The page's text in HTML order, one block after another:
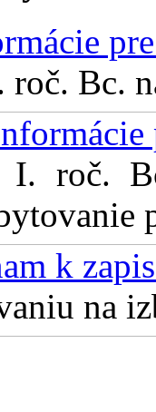
roč. Bc.
I. roč.
k
na